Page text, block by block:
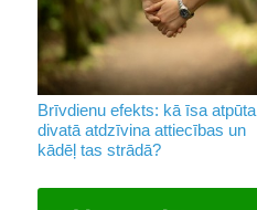
Brīvdienu efekts: kā īsa atpūta
divatā atdzīvina attiecības un
kādēļ tas strādā?